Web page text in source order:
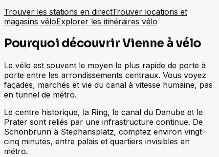
Trouver les stations en directTrouver locations et
magasins véloExplorer les itinéraires vélo
Pourquoi découvrir Vienne à vélo
Le vélo est souvent le moyen le plus rapide de porte à
porte entre les arrondissements centraux. Vous voyez
façades, marchés et vie du canal à vitesse humaine, pas
en tunnel de métro.
Le centre historique, la Ring, le canal du Danube et le
Prater sont reliés par une infrastructure continue. De
Schönbrunn à Stephansplatz, comptez environ vingt-
cinq minutes, entre palais et quartiers invisibles en
métro.